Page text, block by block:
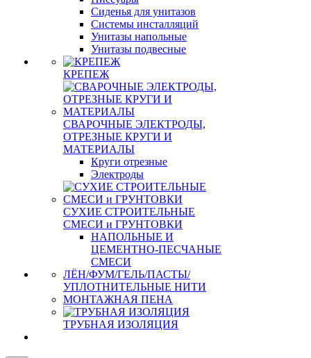
Сиденья для унитазов
Системы инсталляций
Унитазы напольные
Унитазы подвесные
КРЕПЕЖ
СВАРОЧНЫЕ ЭЛЕКТРОДЫ,
ОТРЕЗНЫЕ КРУГИ И
МАТЕРИАЛЫ
Круги отрезные
Электроды
СУХИЕ СТРОИТЕЛЬНЫЕ
СМЕСИ и ГРУНТОВКИ
НАПОЛЬНЫЕ И
ЦЕМЕНТНО-ПЕСЧАНЫЕ
СМЕСИ
ЛЁН/ФУМ/ГЕЛЬ/ПАСТЫ/
УПЛОТНИТЕЛЬНЫЕ НИТИ
МОНТАЖНАЯ ПЕНА
ТРУБНАЯ ИЗОЛЯЦИЯ